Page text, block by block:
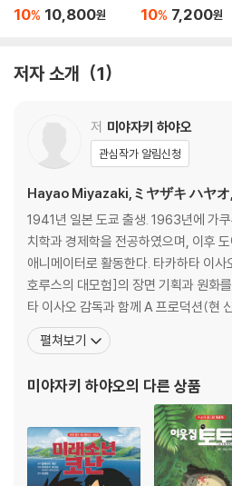
노 버전
10% 10,800원
노 버전
10% 7,200원
저자 소개 1
저 미야자키 하야오
관심작가 알림신청
Hayao Miyazaki,ミヤザキ ハヤ
1941년 일본 도쿄 출생. 1963년에 가
치학과 경제학을 전공하였으며, 이후
애니메이터로 활동한다. 타카하타 이
호루스의 대모험]의 장면 기획과 원화
타 이사오 감독과 함께 A 프로덕션(현
[팬더와 친구들의 모엄]의 원안과 각본,
1971년 타카하타 이사오 감독과 함께
V 시리즈 [알프스의 소녀 하이디]와 [엄
펼쳐보기
미야자키 하야오의 다른 상품